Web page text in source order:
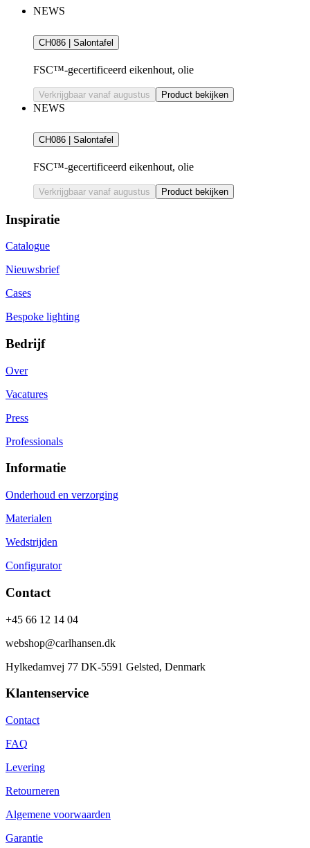
NEWS
CH086 | Salontafel
FSC™-gecertificeerd eikenhout, olie
Verkrijgbaar vanaf augustus Product bekijken
NEWS
CH086 | Salontafel
FSC™-gecertificeerd eikenhout, olie
Verkrijgbaar vanaf augustus Product bekijken
Inspiratie
Catalogue
Nieuwsbrief
Cases
Bespoke lighting
Bedrijf
Over
Vacatures
Press
Professionals
Informatie
Onderhoud en verzorging
Materialen
Wedstrijden
Configurator
Contact
+45 66 12 14 04
webshop@carlhansen.dk
Hylkedamvej 77 DK-5591 Gelsted, Denmark
Klantenservice
Contact
FAQ
Levering
Retourneren
Algemene voorwaarden
Garantie